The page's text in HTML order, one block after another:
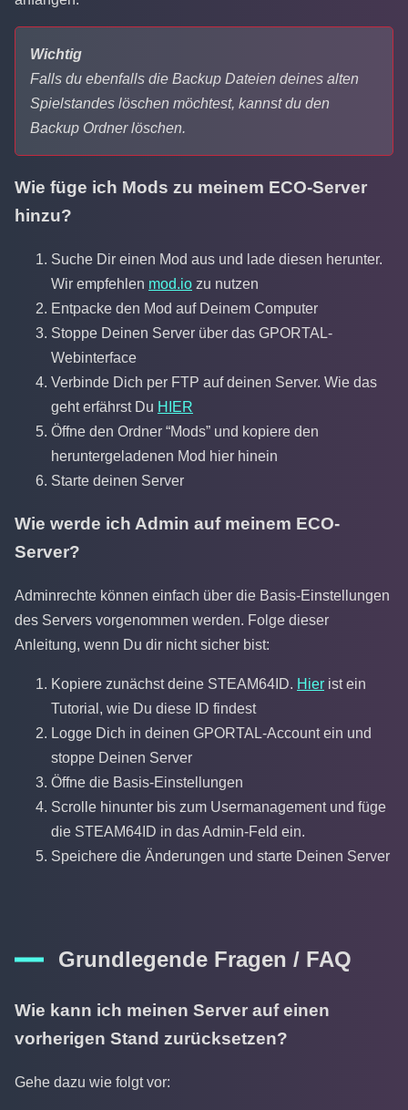
Wichtig
Falls du ebenfalls die Backup Dateien deines alten
Spielstandes löschen möchtest, kannst du den
Backup Ordner löschen.
Wie füge ich Mods zu meinem ECO-Server
hinzu?
Suche Dir einen Mod aus und lade diesen herunter.
Wir empfehlen mod.io zu nutzen
Entpacke den Mod auf Deinem Computer
Stoppe Deinen Server über das GPORTAL-
Webinterface
Verbinde Dich per FTP auf deinen Server. Wie das
geht erfährst Du HIER
Öffne den Ordner “Mods” und kopiere den
heruntergeladenen Mod hier hinein
Starte deinen Server
Wie werde ich Admin auf meinem ECO-
Server?
Adminrechte können einfach über die Basis-Einstellungen
des Servers vorgenommen werden. Folge dieser
Anleitung, wenn Du dir nicht sicher bist:
Kopiere zunächst deine STEAM64ID. Hier ist ein
Tutorial, wie Du diese ID findest
Logge Dich in deinen GPORTAL-Account ein und
stoppe Deinen Server
Öffne die Basis-Einstellungen
Scrolle hinunter bis zum Usermanagement und füge
die STEAM64ID in das Admin-Feld ein.
Speichere die Änderungen und starte Deinen Server
Grundlegende Fragen / FAQ
Wie kann ich meinen Server auf einen
vorherigen Stand zurücksetzen?
Gehe dazu wie folgt vor: